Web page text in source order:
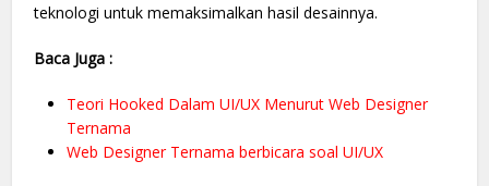
teknologi untuk memaksimalkan hasil desainnya.
Baca Juga :
Teori Hooked Dalam UI/UX Menurut Web Designer
Ternama
Web Designer Ternama berbicara soal UI/UX